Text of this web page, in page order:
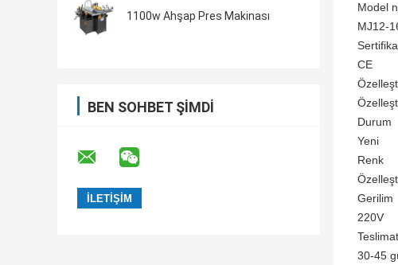
1100w Ahşap Pres Makinası
BEN SOHBET ŞIMDI
Model
MJ12-
CE
Durum
Yeni
Renk
Gerilim
220V
30-45